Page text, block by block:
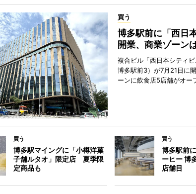
買う
博多駅前に「西日
開業、商業ゾーン
複合ビル「西日本シティ
博多駅前3）が7月21日に
ーンに飲食店5店舗がオー
買う
博多駅マイングに「小樽洋菓
子舗ルタオ」限定店 夏季限
定商品も
買う
博多駅前
ーヒー 博
店舗目